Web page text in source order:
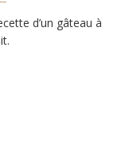
d’un gâteau à